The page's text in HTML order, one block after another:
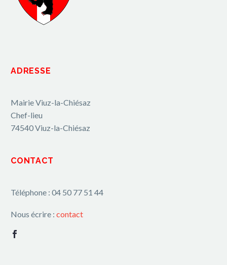
ADRESSE
Mairie Viuz-la-Chiésaz
Chef-lieu
74540 Viuz-la-Chiésaz
CONTACT
Téléphone : 04 50 77 51 44
Nous écrire : contact